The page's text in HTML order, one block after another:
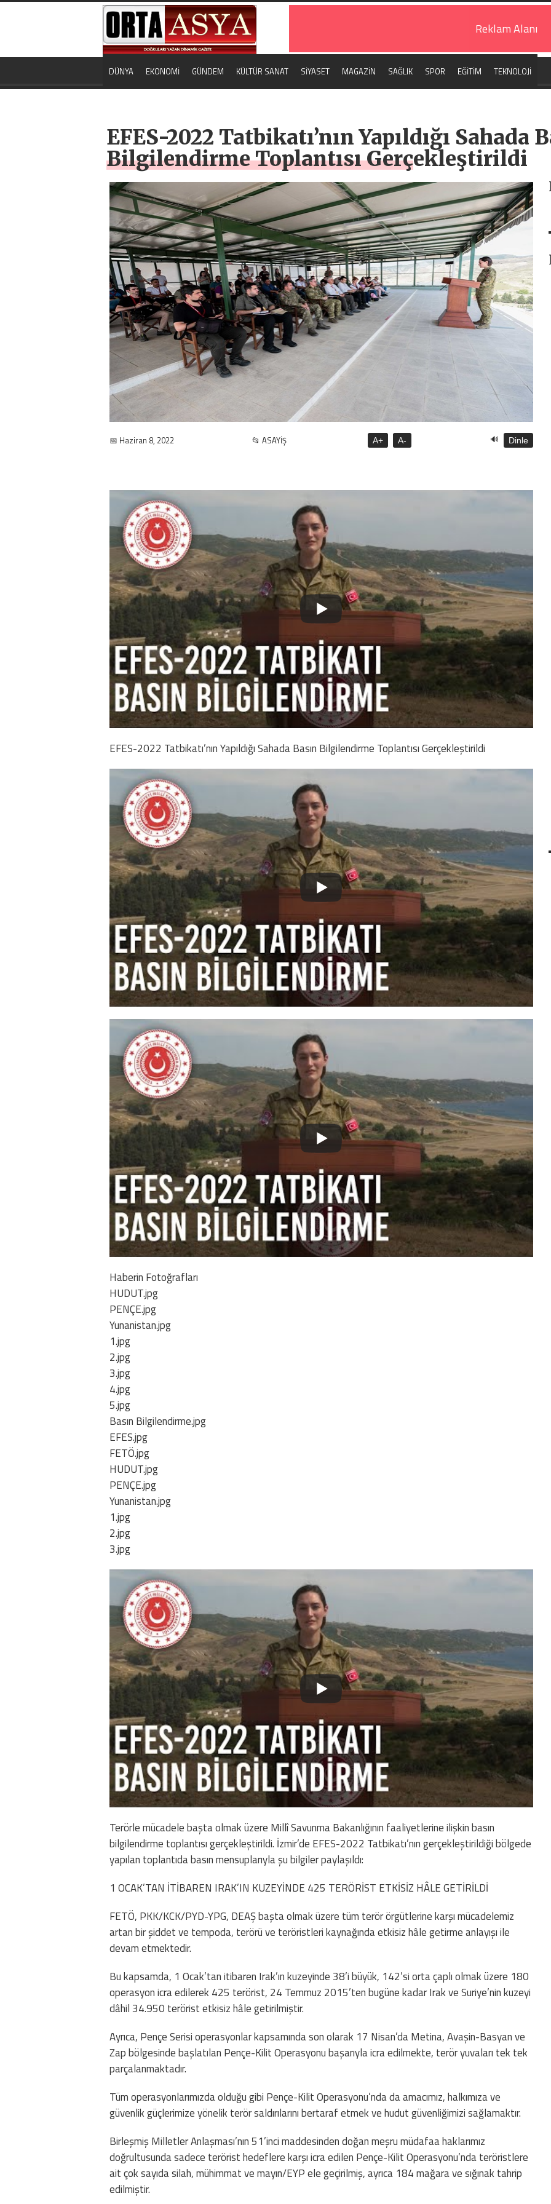
Reklam Alanı
DÜNYA EKONOMİ GÜNDEM KÜLTÜR SANAT SİYASET MAGAZİN SAĞLIK SPOR EĞİTİM TEKNOLOJİ
EFES-2022 Tatbikatı’nın Yapıldığı Sahada
Bilgilendirme Toplantısı Gerçekleştirildi
📅 Haziran 8, 2022 📂 ASAYİŞ A+ A- 🔊 Dinle
EFES-2022 Tatbikatı’nın Yapıldığı Sahada Basın Bilgilendirme Toplantısı Gerçekleştirildi
Haberin Fotoğrafları
HUDUT.jpg
PENÇE.jpg
Yunanistan.jpg
1.jpg
2.jpg
3.jpg
4.jpg
5.jpg
Basın Bilgilendirme.jpg
EFES.jpg
FETÖ.jpg
HUDUT.jpg
PENÇE.jpg
Yunanistan.jpg
1.jpg
2.jpg
3.jpg
Terörle mücadele başta olmak üzere Millî Savunma Bakanlığının faaliyetlerine ilişkin basın
bilgilendirme toplantısı gerçekleştirildi. İzmir’de EFES-2022 Tatbikatı’nın gerçekleştirildiği bölgede
yapılan toplantıda basın mensuplarıyla şu bilgiler paylaşıldı:
1 OCAK’TAN İTİBAREN IRAK’IN KUZEYİNDE 425 TERÖRİST ETKİSİZ HÂLE GETİRİLDİ
FETÖ, PKK/KCK/PYD-YPG, DEAŞ başta olmak üzere tüm terör örgütlerine karşı mücadelemiz
artan bir şiddet ve tempoda, terörü ve teröristleri kaynağında etkisiz hâle getirme anlayışı ile
devam etmektedir.
Bu kapsamda, 1 Ocak’tan itibaren Irak’ın kuzeyinde 38’i büyük, 142’si orta çaplı olmak üzere 180
operasyon icra edilerek 425 terörist, 24 Temmuz 2015’ten bugüne kadar Irak ve Suriye’nin kuzeyi
dâhil 34.950 terörist etkisiz hâle getirilmiştir.
Ayrıca, Pençe Serisi operasyonlar kapsamında son olarak 17 Nisan’da Metina, Avaşin-Basyan ve
Zap bölgesinde başlatılan Pençe-Kilit Operasyonu başarıyla icra edilmekte, terör yuvaları tek tek
parçalanmaktadır.
Tüm operasyonlarımızda olduğu gibi Pençe-Kilit Operasyonu’nda da amacımız, halkımıza ve
güvenlik güçlerimize yönelik terör saldırılarını bertaraf etmek ve hudut güvenliğimizi sağlamaktır.
Birleşmiş Milletler Anlaşması’nın 51’inci maddesinden doğan meşru müdafaa haklarımız
doğrultusunda sadece terörist hedeflere karşı icra edilen Pençe-Kilit Operasyonu’nda teröristlere
ait çok sayıda silah, mühimmat ve mayın/EYP ele geçirilmiş, ayrıca 184 mağara ve sığınak tahrip
edilmiştir.